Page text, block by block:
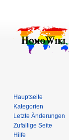
Hauptseite
Kategorien
Letzte Änderungen
Zufällige Seite
Hilfe